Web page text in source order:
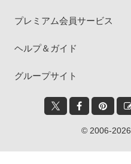
プレミアム会員サービス
ヘルプ＆ガイド
グループサイト
© 2006-2026